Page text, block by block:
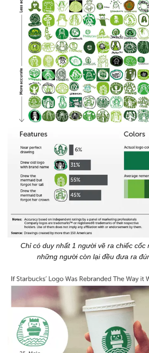
Chỉ có duy nhất 1 người vẽ ra chiếc cốc
những người còn lại đều đưa ra